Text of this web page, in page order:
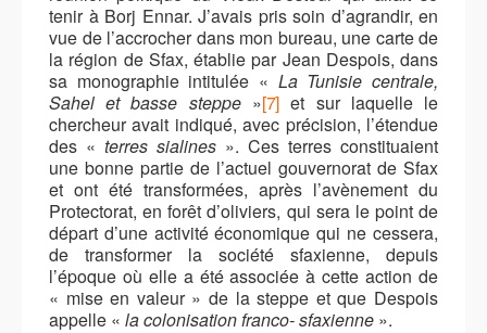
tenir à Borj Ennar. J’avais pris soin d’agrandir, en
vue de l’accrocher dans mon bureau, une carte de
la région de Sfax, établie par Jean Despois, dans
sa monographie intitulée « La Tunisie centrale,
Sahel et basse steppe »[7] et sur laquelle le
chercheur avait indiqué, avec précision, l’étendue
des « terres sialines ». Ces terres constituaient
une bonne partie de l’actuel gouvernorat de Sfax
et ont été transformées, après l’avènement du
Protectorat, en forêt d’oliviers, qui sera le point de
départ d’une activité économique qui ne cessera,
de transformer la société sfaxienne, depuis
l’époque où elle a été associée à cette action de
« mise en valeur » de la steppe et que Despois
appelle « la colonisation franco- sfaxienne ».